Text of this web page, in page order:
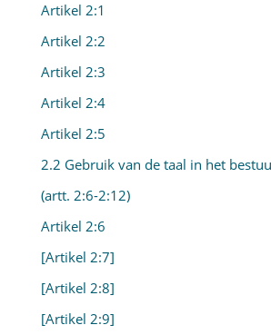
Artikel 2:1
Artikel 2:2
Artikel 2:3
Artikel 2:4
Artikel 2:5
2.2 Gebruik van de taal in het
(artt. 2:6-2:12)
Artikel 2:6
[Artikel 2:7]
[Artikel 2:8]
[Artikel 2:9]